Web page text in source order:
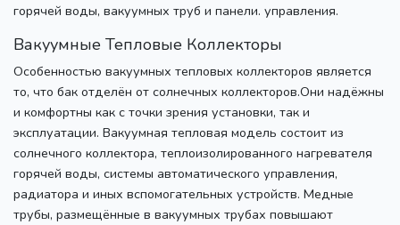
горячей воды, вакуумных труб и панели. управления.
Вакуумные Тепловые Коллекторы
Особенностью вакуумных тепловых коллекторов является
то, что бак отделён от солнечных коллекторов.Они надёжны
и комфортны как с точки зрения установки, так и
эксплуатации. Вакуумная тепловая модель состоит из
солнечного коллектора, теплоизолированного нагревателя
горячей воды, системы автоматического управления,
радиатора и иных вспомогательных устройств. Медные
трубы, размещённые в вакуумных трубах повышают